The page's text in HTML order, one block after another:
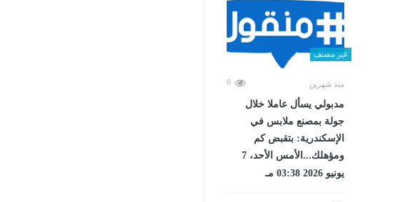
غير مصنف
منذ شهرين 0
مدبولي يسأل عاملا خلال
جولة بمصنع ملابس في
الإسكندرية: بتقبض كم
ومؤهلك...الأمس الأحد، 7
يونيو 2026 03:38 مـ